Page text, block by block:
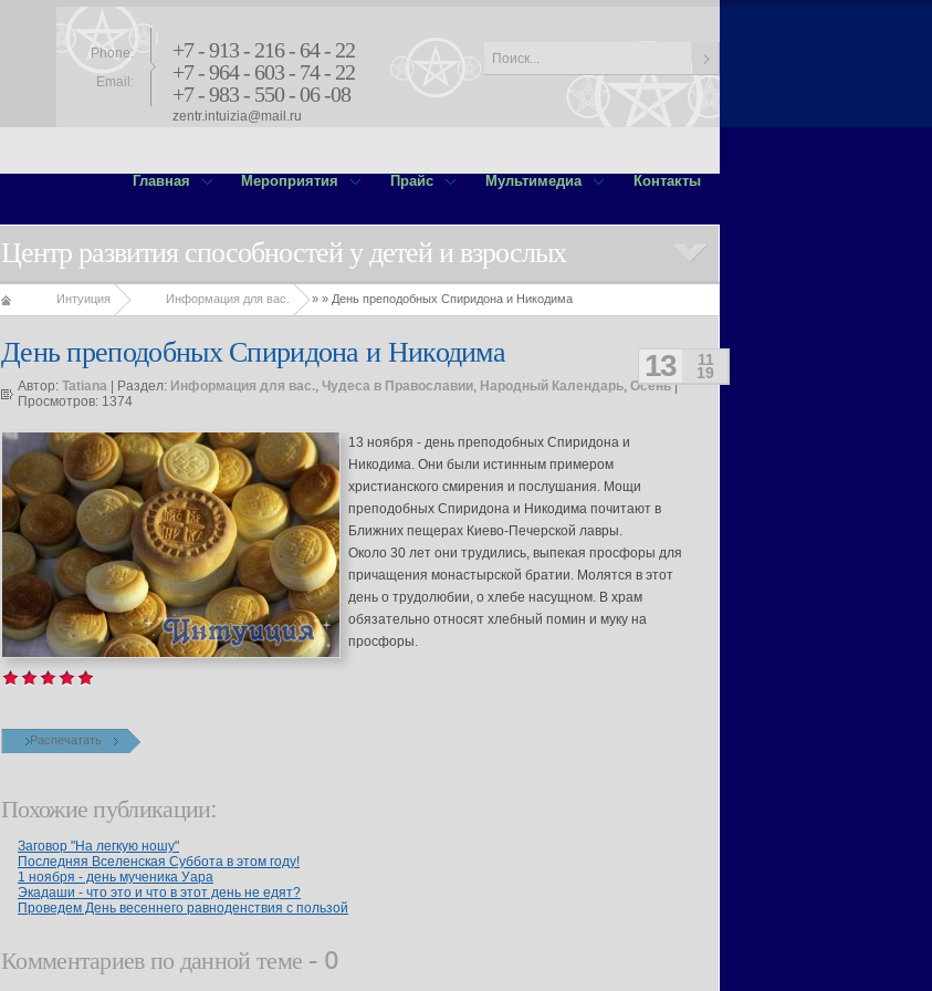
Phone:
Email:
+7 - 913 - 216 - 64 - 22
+7 - 964 - 603 - 74 - 22
+7 - 983 - 550 - 06 -08
zentr.intuizia@mail.ru
Главная Мероприятия Прайс Мультимедиа Контакты
Центр развития способностей у детей и взрослых
Интуиция »
Информация для вас. » День преподобных Спиридона и Никодима
11
19
13
День преподобных Спиридона и Никодима
Автор: Tatiana | Раздел: Информация для вас., Чудеса в Православии, Народный Календарь, Осень|
Просмотров: 1374
13 ноября - день преподобных Спиридона и
Никодима. Они были истинным примером
христианского смирения и послушания. Мощи
преподобных Спиридона и Никодима почитают в
Ближних пещерах Киево-Печерской лавры.
Около 30 лет они трудились, выпекая просфоры для
причащения монастырской братии. Молятся в этот
день о трудолюбии, о хлебе насущном. В храм
обязательно относят хлебный помин и муку на
просфоры.
Распечатать
Похожие публикации:
Заговор "На легкую ношу"
Последняя Вселенская Суббота в этом году!
1 ноября - день мученика Уара
Экадаши - что это и что в этот день не едят?
Проведем День весеннего равноденствия с пользой
Комментариев по данной теме - 0